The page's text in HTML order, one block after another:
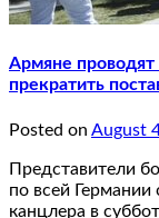
Армяне проводят
прекратить
Posted on August
Представители
по всей
канцлера в